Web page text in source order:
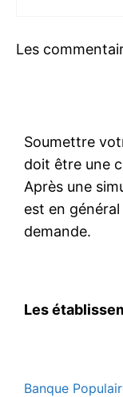
Les
Soumettre
doit être une
Après une
est en
demande.
Les
Banque